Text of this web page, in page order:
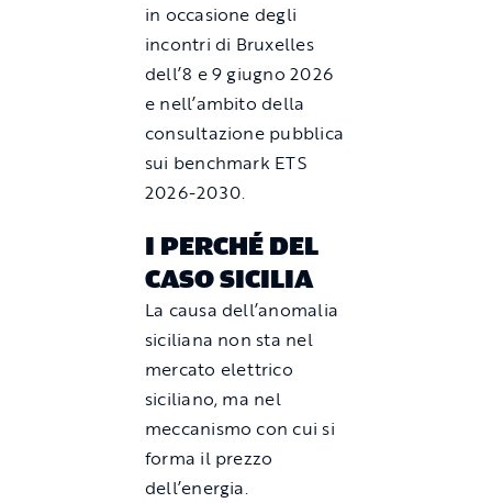
in occasione degli
incontri di Bruxelles
dell’8 e 9 giugno 2026
e nell’ambito della
consultazione pubblica
sui benchmark ETS
2026-2030.
I PERCHÉ DEL
CASO SICILIA
La causa dell’anomalia
siciliana non sta nel
mercato elettrico
siciliano, ma nel
meccanismo con cui si
forma il prezzo
dell’energia.